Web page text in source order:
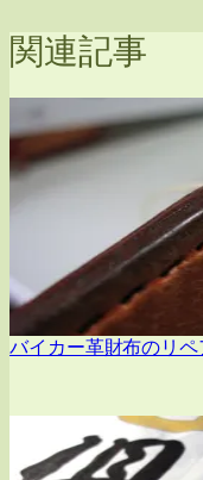
関連記事
バイカー革財布のリペ